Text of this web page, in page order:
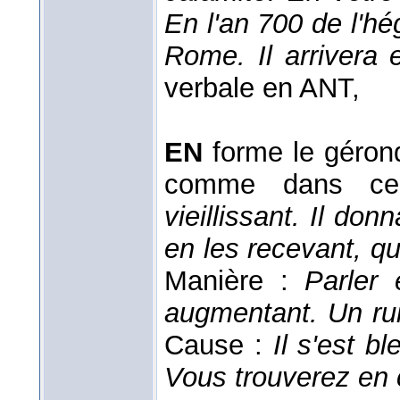
En l'an 700 de
Rome. Il arrivera
verbale en ANT,
EN forme le
comme dans
vieillissant. Il
en les recevant,
Manière : Parler
augmentant. Un
Cause : Il s'est
Vous trouverez